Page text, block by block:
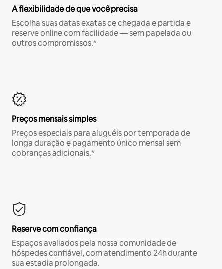
A flexibilidade de que você precisa
Escolha suas datas exatas de chegada e partida e
reserve online com facilidade — sem papelada ou
outros compromissos.*
Preços mensais simples
Preços especiais para aluguéis por temporada de
longa duração e pagamento único mensal sem
cobranças adicionais.*
Reserve com confiança
Espaços avaliados pela nossa comunidade de
hóspedes confiável, com atendimento 24h durante
sua estadia prolongada.